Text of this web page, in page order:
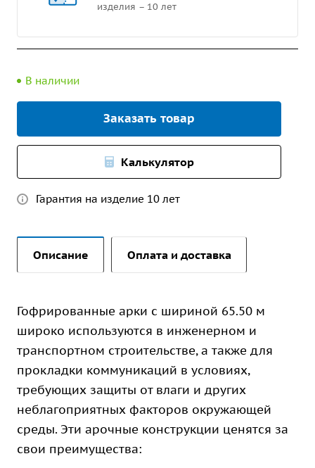
изделия – 10 лет
В наличии
Заказать товар
Калькулятор
Гарантия на изделие 10 лет
Описание Оплата и доставка
Гофрированные арки с шириной 65.50 м
широко используются в инженерном и
транспортном строительстве, а также для
прокладки коммуникаций в условиях,
требующих защиты от влаги и других
неблагоприятных факторов окружающей
среды. Эти арочные конструкции ценятся за
свои преимущества: